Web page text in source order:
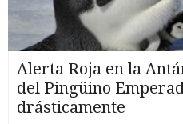
Alerta Roja en la
del Pingüino
drásticamente